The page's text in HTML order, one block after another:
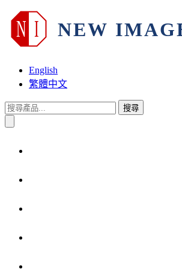
English
繁體中文
搜尋